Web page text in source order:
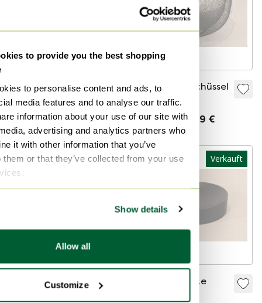
to provide you the best shopping
to personalise content and ads, to
media features and to analyse our traffic.
information about your use of our site with
advertising and analytics partners who
it with other information that you’ve
them or that they’ve collected from your use
Show details
Allow all
Customize
Fest Dixon
Kobaltblau L-Skala
Verkauft für 10 €
Fest Marais Schüssel
groß
Verkauft für 19 €
Verkauft
Glasierte Schale aus
Verkauft
Dixon schwarze